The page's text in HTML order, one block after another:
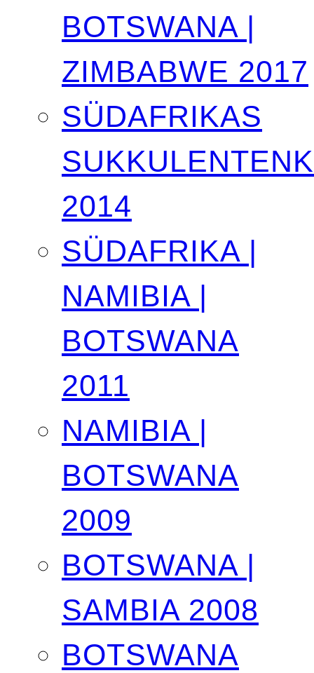
BOTSWANA |
ZIMBABWE 2017
SÜDAFRIKAS
2014
SÜDAFRIKA |
NAMIBIA |
BOTSWANA
2011
NAMIBIA |
BOTSWANA
2009
BOTSWANA |
SAMBIA 2008
BOTSWANA